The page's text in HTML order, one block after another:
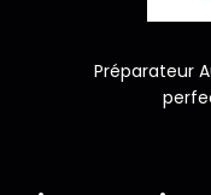
Préparateur